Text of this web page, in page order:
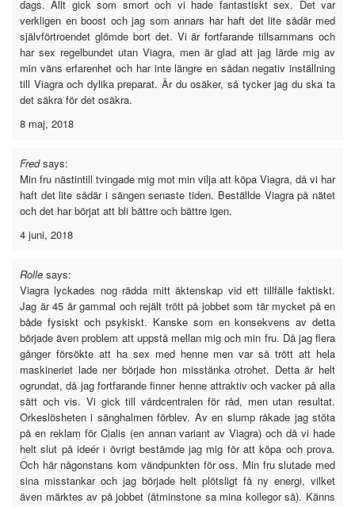
dags. Allt gick som smort och vi hade fantastiskt sex. Det var
verkligen en boost och jag som annars har haft det lite sådär med
självförtroendet glömde bort det. Vi är fortfarande tillsammans och
har sex regelbundet utan Viagra, men är glad att jag lärde mig av
min väns erfarenhet och har inte längre en sådan negativ inställning
till Viagra och dylika preparat. Är du osäker, så tycker jag du ska ta
det säkra för det osäkra.
8 maj, 2018
Fred says:
Min fru nästintill tvingade mig mot min vilja att köpa Viagra, då vi har
haft det lite sådär i sängen senaste tiden. Beställde Viagra på nätet
och det har börjat att bli bättre och bättre igen.
4 juni, 2018
Rolle says:
Viagra lyckades nog rädda mitt äktenskap vid ett tillfälle faktiskt.
Jag är 45 år gammal och rejält trött på jobbet som tär mycket på en
både fysiskt och psykiskt. Kanske som en konsekvens av detta
började även problem att uppstå mellan mig och min fru. Då jag flera
gånger försökte att ha sex med henne men var så trött att hela
maskineriet lade ner började hon misstänka otrohet. Detta är helt
ogrundat, då jag fortfarande finner henne attraktiv och vacker på alla
sätt och vis. Vi gick till vårdcentralen för råd, men utan resultat.
Orkeslösheten i sänghalmen förblev. Av en slump råkade jag stöta
på en reklam för Cialis (en annan variant av Viagra) och då vi hade
helt slut på ideér i övrigt bestämde jag mig för att köpa och prova.
Och här någonstans kom vändpunkten för oss. Min fru slutade med
sina misstankar och jag började helt plötsligt få ny energi, vilket
även märktes av på jobbet (åtminstone sa mina kollegor så). Känns